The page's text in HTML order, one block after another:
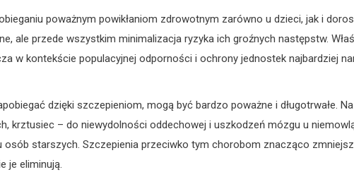
poważnym powikłaniom zdrowotnym zarówno u dzieci, jak i
ale przede wszystkim minimalizacja ryzyka ich groźnych następstw.
w kontekście populacyjnej odporności i ochrony jednostek najbardziej
dzięki szczepieniom, mogą być bardzo poważne i długotrwałe.
krztusiec – do niewydolności oddechowej i uszkodzeń mózgu u
osób starszych. Szczepienia przeciwko tym chorobom znacząco
je eliminują.